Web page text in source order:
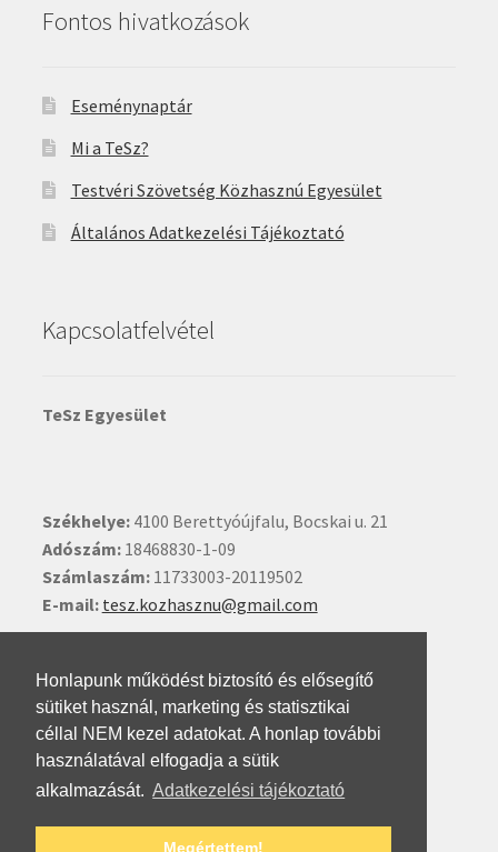
Honlapunk működést biztosító és elősegítő
sütiket használ, marketing és statisztikai
céllal NEM kezel adatokat. A honlap további
használatával elfogadja a sütik
alkalmazását. Adatkezelési tájékoztató
Megértettem!
Fontos hivatkozások
Eseménynaptár
Mi a TeSz?
Testvéri Szövetség Közhasznú Egyesület
Általános Adatkezelési Tájékoztató
Kapcsolatfelvétel
TeSz Egyesület
Székhelye:4100 Berettyóújfalu, Bocskai u. 21
Adószám:18468830-1-09
Számlaszám:11733003-20119502
E-mail: tesz.kozhasznu@gmail.com
© Testvéri Szövetség 2026